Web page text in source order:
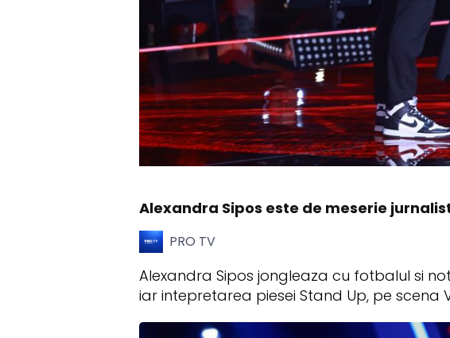
Alexandra Sipos este de meserie
PRO TV
Alexandra Sipos jongleaza cu fotbalul si
iar intepretarea piesei Stand Up, pe